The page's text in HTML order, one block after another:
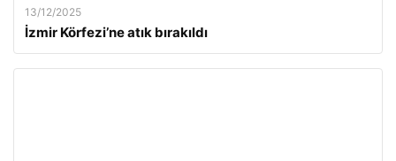
13/12/2025
İzmir Körfezi’ne atık bırakıldı